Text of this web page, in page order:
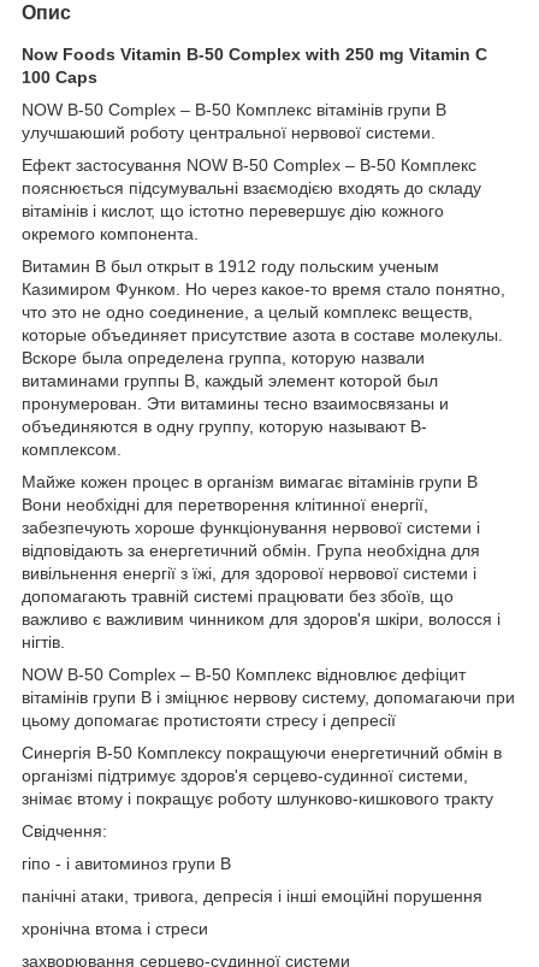
Опис
Now Foods Vitamin B-50 Complex with 250 mg Vitamin C
100 Caps
NOW B-50 Complex – В-50 Комплекс вітамінів групи В
улучшаюший роботу центральної нервової системи.
Ефект застосування NOW B-50 Complex – В-50 Комплекс
пояснюється підсумувальні взаємодією входять до складу
вітамінів і кислот, що істотно перевершує дію кожного
окремого компонента.
Витамин В был открыт в 1912 году польским ученым
Казимиром Функом. Но через какое-то время стало понятно,
что это не одно соединение, а целый комплекс веществ,
которые объединяет присутствие азота в составе молекулы.
Вскоре была определена группа, которую назвали
витаминами группы В, каждый элемент которой был
пронумерован. Эти витамины тесно взаимосвязаны и
объединяются в одну группу, которую называют В-
комплексом.
Майже кожен процес в організм вимагає вітамінів групи В
Вони необхідні для перетворення клітинної енергії,
забезпечують хороше функціонування нервової системи і
відповідають за енергетичний обмін. Група необхідна для
вивільнення енергії з їжі, для здорової нервової системи і
допомагають травній системі працювати без збоїв, що
важливо є важливим чинником для здоров'я шкіри, волосся і
нігтів.
NOW B-50 Complex – В-50 Комплекс відновлює дефіцит
вітамінів групи В і зміцнює нервову систему, допомагаючи при
цьому допомагає протистояти стресу і депресії
Синергія В-50 Комплексу покращуючи енергетичний обмін в
організмі підтримує здоров'я серцево-судинної системи,
знімає втому і покращує роботу шлунково-кишкового тракту
Свідчення:
гіпо - і авитоминоз групи В
панічні атаки, тривога, депресія і інші емоційні порушення
хронічна втома і стреси
захворювання серцево-судинної системи